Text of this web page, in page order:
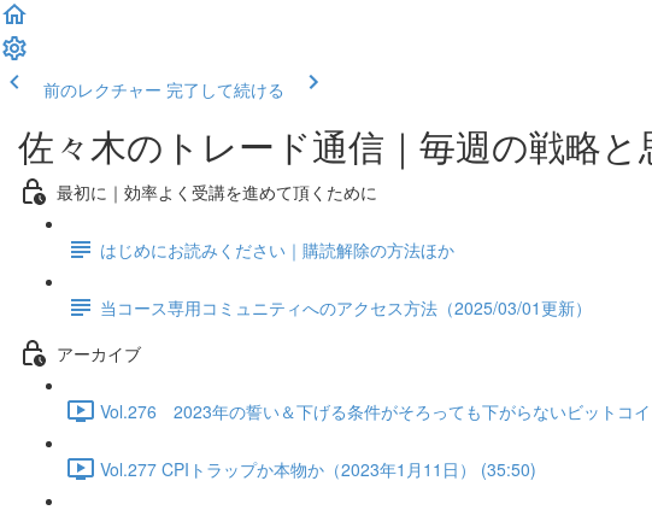
前のレクチャー 完了して続ける
佐々木のトレード通信｜毎週の戦略と
最初に｜効率よく受講を進めて頂くために
はじめにお読みください｜購読解除の方法ほか
当コース専用コミュニティへのアクセス方法（2025/03/01更新）
アーカイブ
Vol.276 2023年の誓い＆下げる条件がそろっても下がらないビットコ
Vol.277 CPIトラップか本物か（2023年1月11日） (35:50)